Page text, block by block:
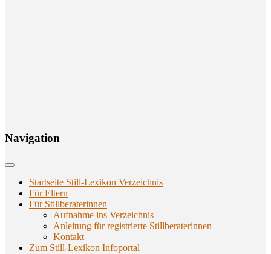
Navi­ga­ti­on
Startseite Still-Lexikon Verzeichnis
Für Eltern
Für Stillberaterinnen
Aufnahme ins Verzeichnis
Anlei­tung für regis­trier­te Stillberaterinnen
Kon­takt
Zum Still-Lexikon Infoportal